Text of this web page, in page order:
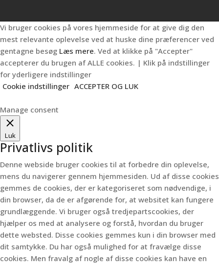
Vi bruger cookies på vores hjemmeside for at give dig den
mest relevante oplevelse ved at huske dine præferencer ved
gentagne besøg Læs mere. Ved at klikke på "Accepter"
accepterer du brugen af ALLE cookies. | Klik på indstillinger
for yderligere indstillinger
Cookie indstillinger ACCEPTER OG LUK
Manage consent
Luk
Privatlivs politik
Denne webside bruger cookies til at forbedre din oplevelse,
mens du navigerer gennem hjemmesiden. Ud af disse cookies
gemmes de cookies, der er kategoriseret som nødvendige, i
din browser, da de er afgørende for, at websitet kan fungere
grundlæggende. Vi bruger også tredjepartscookies, der
hjælper os med at analysere og forstå, hvordan du bruger
dette websted. Disse cookies gemmes kun i din browser med
dit samtykke. Du har også mulighed for at fravælge disse
cookies. Men fravalg af nogle af disse cookies kan have en